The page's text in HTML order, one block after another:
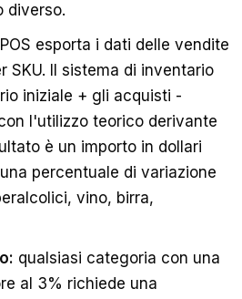
diverso.
esporta i dati delle vendite
SKU. Il sistema di inventario
iniziale + gli acquisti -
l'utilizzo teorico derivante
è un importo in dollari
percentuale di variazione
vino, birra,
qualsiasi categoria con una
al 3% richiede una